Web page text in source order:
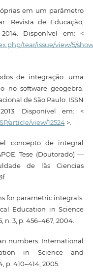
em um parâmetro
Revista de Educação,
Disponível em: <
tear/issue/view/5/
de integração: uma
no software geogebra.
de São Paulo. ISSN
Disponível em: <
article/view/12524>.
concepto de integral
Tese (Doutorado) —
de lãs Ciencias
for parametric integrals.
Education in Science
n. 3, p. 456–467, 2004.
numbers. International
in Science and
p. 410–414, 2005.